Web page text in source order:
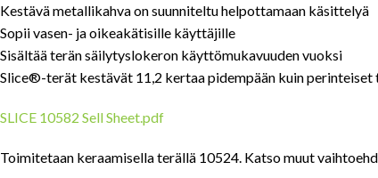
Kestävä metallikahva on suunniteltu helpottamaan käsittelyä
Sopii vasen- ja oikeakätisille käyttäjille
Sisältää terän säilytyslokeron käyttömukavuuden vuoksi
Slice®-terät kestävät 11,2 kertaa pidempään kuin perinteiset
SLICE 10582 Sell Sheet.pdf
Toimitetaan keraamisella terällä 10524. Katso muut